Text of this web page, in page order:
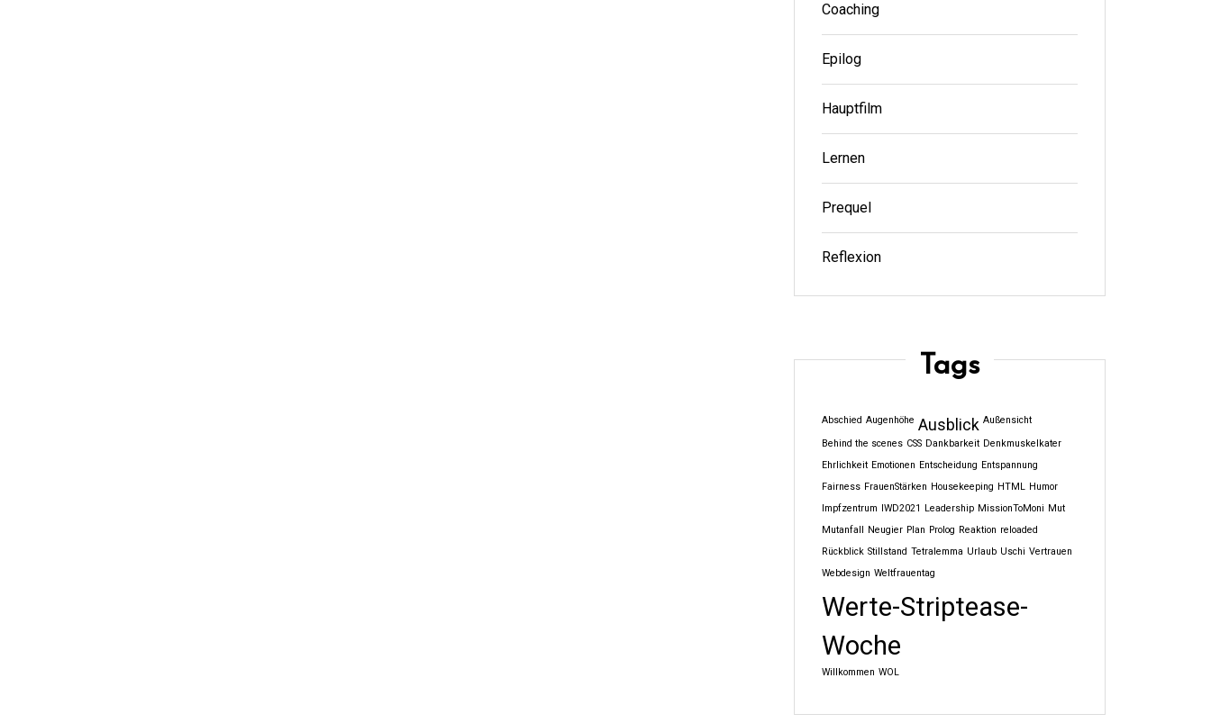
Coaching
Epilog
Hauptfilm
Lernen
Prequel
Reflexion
Tags
Abschied Augenhöhe Ausblick Außensicht
Behind the scenes CSS Dankbarkeit Denkmuskelkater
Ehrlichkeit Emotionen Entscheidung Entspannung
Fairness FrauenStärken Housekeeping HTML Humor
Impfzentrum
IWD2021 Leadership MissionToMoni Mut
Mutanfall
Neugier Plan Prolog Reaktion reloaded
Rückblick Stillstand Tetralemma Urlaub Uschi Vertrauen
Webdesign Weltfrauentag
Werte-Striptease-
Woche
Willkommen WOL